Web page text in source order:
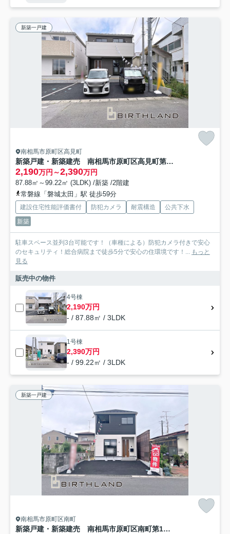
新築一戸建
南相馬市原町区高見町
新築戸建・新築建売 南相馬市原町区高見町第2 原町第一小・原町第二中
2,190万円～2,390万円
87.88㎡～99.22㎡ (3LDK) /新築 /2階建
常磐線「磐城太田」駅 徒歩59分
建設住宅性能評価書付 防犯カメラ 耐震構造
公共下水
新築
駐車スペース並列3台可能です！（車種による）防犯カメラ付きで安心
のセキュリティ！総合病院まで徒歩5分で安心の住環境です！... もっと
見る
販売中の物件
4号棟
2,190万円
- / 87.88㎡ / 3LDK
1号棟
2,390万円
- / 99.22㎡ / 3LDK
新築一戸建
南相馬市原町区南町
新築戸建・新築建売 南相馬市原町区南町第1 原町第二小・原町第一中